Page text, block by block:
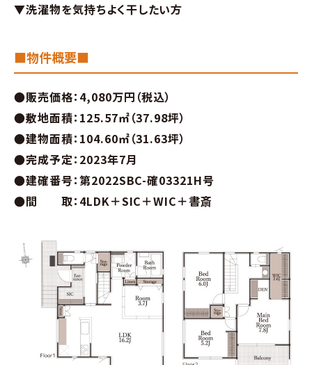
▼洗濯物を気持ちよく干したい方
■物件概要■
●販売価格：4,080万円（税込）
●敷地面積：125.57㎡（37.98坪）
●建物面積：104.60㎡（31.63坪）
●完成予定：2023年7月
●建確番号：第2022SBC-確03321H号
●間 取：4LDK＋SIC＋WIC＋書斎